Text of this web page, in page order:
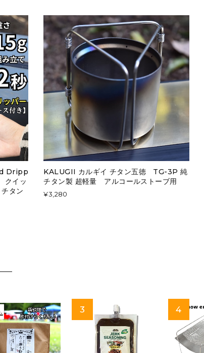
Dripp
イッ
タン
KALUGII カルギイ チタン五徳 TG-3P 純
チタン製 超軽量 アルコールストーブ用
¥3,280